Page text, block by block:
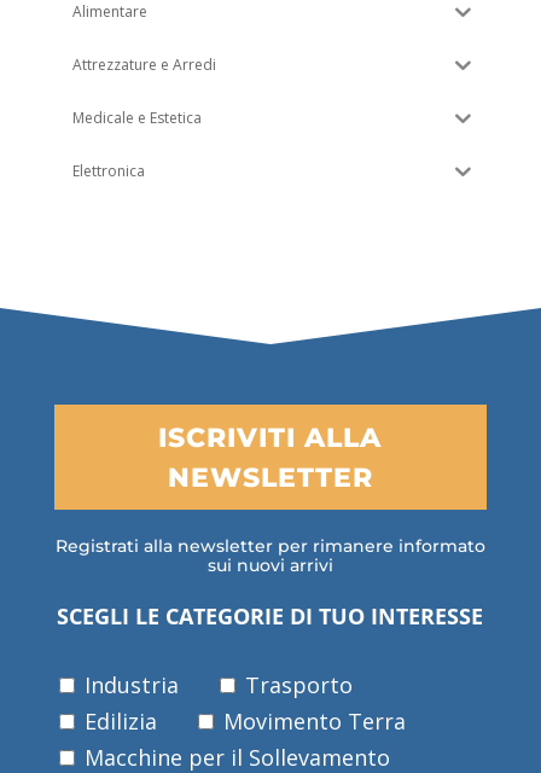
Alimentare
Attrezzature e Arredi
Medicale e Estetica
Elettronica
ISCRIVITI ALLA
NEWSLETTER
Registrati alla newsletter per rimanere informato
sui nuovi arrivi
SCEGLI LE CATEGORIE DI TUO INTERESSE
Industria
Trasporto
Edilizia
Movimento Terra
Macchine per il Sollevamento